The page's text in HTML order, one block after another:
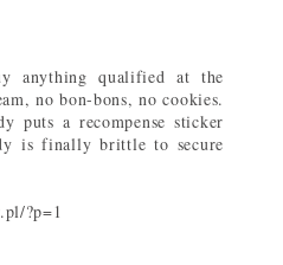
anything qualified at the
no bon-bons, no cookies.
puts a recompense sticker
is finally brittle to secure
?p=1